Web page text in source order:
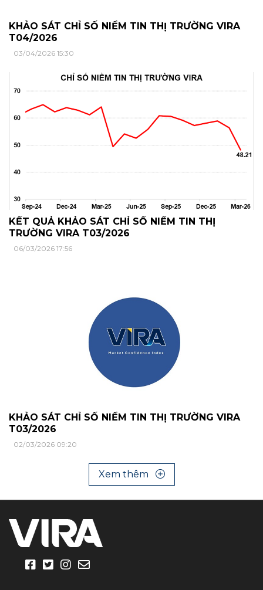
KHẢO SÁT CHỈ SỐ NIỀM TIN THỊ TRƯỜNG VIRA
T04/2026
03/04/2026 15:30
KẾT QUẢ KHẢO SÁT CHỈ SỐ NIỀM TIN THỊ
TRƯỜNG VIRA T03/2026
06/03/2026 17:56
KHẢO SÁT CHỈ SỐ NIỀM TIN THỊ TRƯỜNG VIRA
T03/2026
02/03/2026 09:20
Xem thêm